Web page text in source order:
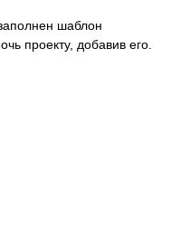
шаблон
проекту, добавив его.